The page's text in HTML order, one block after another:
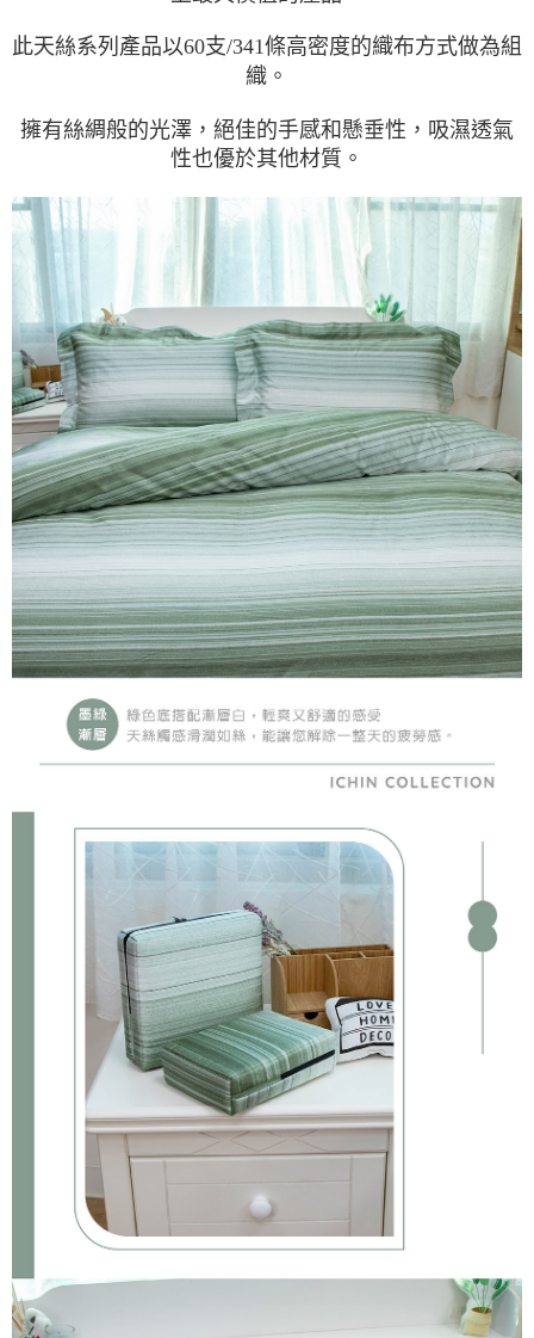
此天絲系列產品以60支/341條高密度的織布方式做為組
織。
擁有絲綢般的光澤，絕佳的手感和懸垂性，吸濕透氣
性也優於其他材質。